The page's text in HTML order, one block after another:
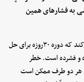
به فشارهای همین
حتی در صورت آغاز مذاکرات، نویسنده تأکید می‌کند که دوره ۳۰روزه برای حل
و فشرده است. خطر
هر دو طرف ممکن است